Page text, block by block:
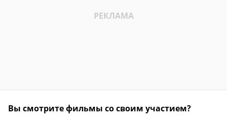
Вы смотрите фильмы со своим участием?